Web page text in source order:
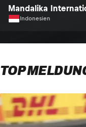
Mandalika
Indonesien
TOP